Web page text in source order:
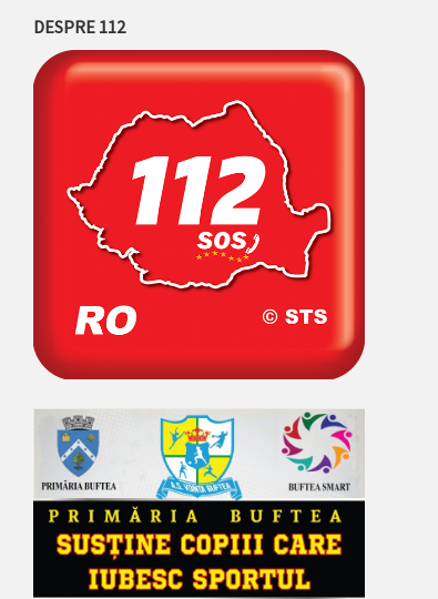
DESPRE 112